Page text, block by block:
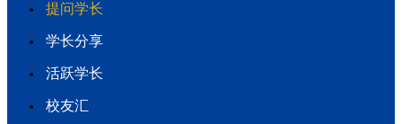
提问学长
学长分享
活跃学长
校友汇